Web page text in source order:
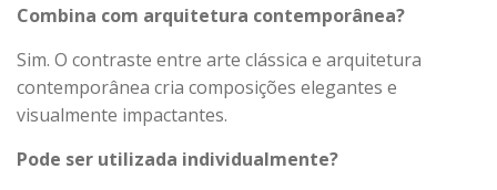
Combina com arquitetura contemporânea?
Sim. O contraste entre arte clássica e arquitetura
contemporânea cria composições elegantes e
visualmente impactantes.
Pode ser utilizada individualmente?